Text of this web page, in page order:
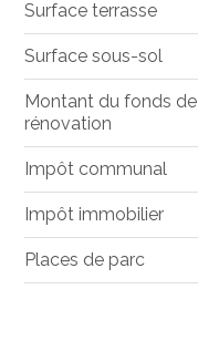
Surface terrasse
Surface sous-sol
Montant du fonds de
rénovation
Impôt communal
Impôt immobilier
Places de parc